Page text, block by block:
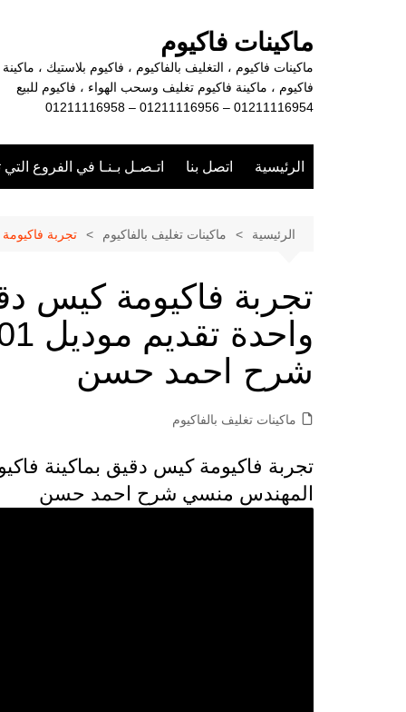
ماكينات فاكيوم
ماكينات فاكيوم ، التغليف بالفاكيوم ، فاكيوم بلاستيك ، ماكينة
فاكيوم ، ماكينة فاكيوم تغليف وسحب الهواء ، فاكيوم للبيع
01211116954 – 01211116956 – 01211116958
الرئيسية اتصل بنا اتـصـل بـنـا في الفروع
الرئيسية ماكينات تغليف بالفاكيوم تجربة فاكيومة كيس
تجربة فاكيومة كيس
شرح احمد حسن
ماكينات تغليف بالفاكيوم
المهندس منسي شرح احمد حسن